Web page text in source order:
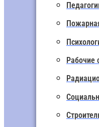
Рабочие